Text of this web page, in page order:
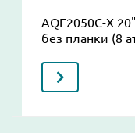
AQF2050С-Х
без планки (8